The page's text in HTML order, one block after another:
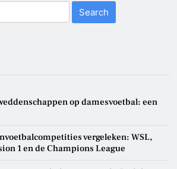
op damesvoetbal: een
vergeleken: WSL,
1 en de Champions League